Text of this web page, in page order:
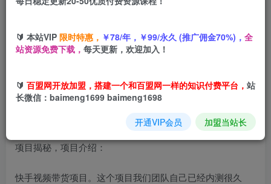
【快手托管】你提供账号，我来剪辑视频发布，全程代运营
项目揭秘，项目介绍：
快手视频带货项目。这个项目我们团队自己已经内测很久
🔰 本站VIP 限时特惠， ￥78/年，￥99/永久 (推广佣金70%)， 全
站资源免费下载， 每天更新，欢迎加入！
🔰 百盟网开放加盟，搭建一个和百盟网一样的知识付费平台， 站
长微信：baimeng1699 baimeng1698
开通VIP会员 加盟当站长